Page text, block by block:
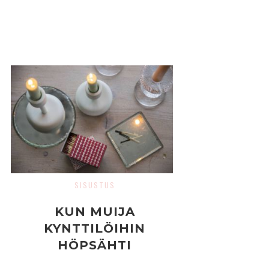
SISUSTUS
KUN MUIJA
KYNTTILÖIHIN
HÖPSÄHTI